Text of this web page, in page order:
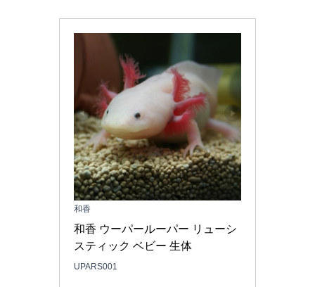
和香
和香 ウーパールーパー リューシ
スティック ベビー 生体
UPARS001